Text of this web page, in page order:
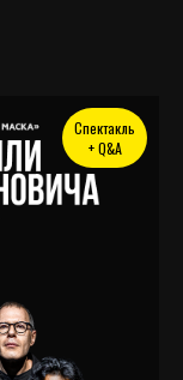
Спектакль
+ Q&A